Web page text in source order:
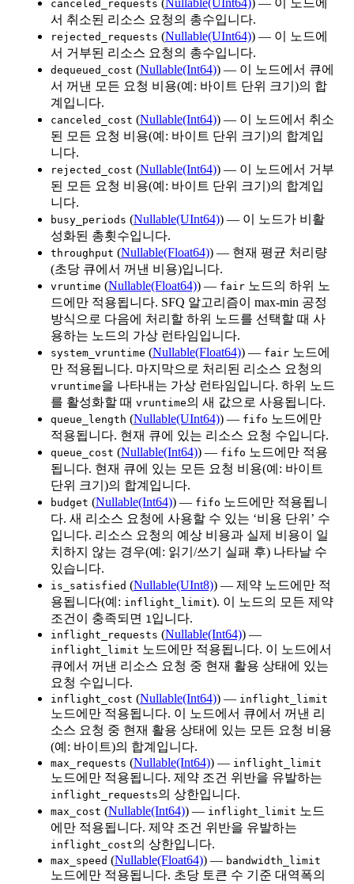
canceled_requests ( Nullable(UInt64)) — 이 노드에
서 취소된 리소스 요청의 총수입니다.
rejected_requests (Nullable(UInt64)) — 이 노드에
서 거부된 리소스 요청의 총수입니다.
dequeued_cost (Nullable(Int64)) — 이 노드에서 큐에
서 꺼낸 모든 요청 비용(예: 바이트 단위 크기)의 합
계입니다.
canceled_cost (Nullable(Int64)) — 이 노드에서 취소
된 모든 요청 비용(예: 바이트 단위 크기)의 합계입
니다.
rejected_cost (Nullable(Int64)) — 이 노드에서 거부
된 모든 요청 비용(예: 바이트 단위 크기)의 합계입
니다.
busy_periods (Nullable(UInt64)) — 이 노드가 비활
성화된 총횟수입니다.
throughput (Nullable(Float64)) — 현재 평균 처리량
(초당 큐에서 꺼낸 비용)입니다.
vruntime (Nullable(Float64)) — fair 노드의 하위 노
드에만 적용됩니다. SFQ 알고리즘이 max-min 공정
방식으로 다음에 처리할 하위 노드를 선택할 때 사
용하는 노드의 가상 런타임입니다.
system_vruntime (Nullable(Float64)) — fair 노드에
만 적용됩니다. 마지막으로 처리된 리소스 요청의
vruntime을 나타내는 가상 런타임입니다. 하위 노드
를 활성화할 때 vruntime의 새 값으로 사용됩니다.
queue_length (Nullable(UInt64)) — fifo 노드에만
적용됩니다. 현재 큐에 있는 리소스 요청 수입니다.
queue_cost (Nullable(Int64)) — fifo 노드에만 적용
됩니다. 현재 큐에 있는 모든 요청 비용(예: 바이트
단위 크기)의 합계입니다.
budget (Nullable(Int64)) — fifo 노드에만 적용됩니
다. 새 리소스 요청에 사용할 수 있는 ‘비용 단위’ 수
입니다. 리소스 요청의 예상 비용과 실제 비용이 일
치하지 않는 경우(예: 읽기/쓰기 실패 후) 나타날 수
있습니다.
is_satisfied (Nullable(UInt8)) — 제약 노드에만 적
용됩니다(예: inflight_limit). 이 노드의 모든 제약
조건이 충족되면 1입니다.
inflight_requests (Nullable(Int64)) —
inflight_limit 노드에만 적용됩니다. 이 노드에서
큐에서 꺼낸 리소스 요청 중 현재 활용 상태에 있는
요청 수입니다.
inflight_cost (Nullable(Int64)) — inflight_limit
노드에만 적용됩니다. 이 노드에서 큐에서 꺼낸 리
소스 요청 중 현재 활용 상태에 있는 모든 요청 비용
(예: 바이트)의 합계입니다.
max_requests (Nullable(Int64)) — inflight_limit
노드에만 적용됩니다. 제약 조건 위반을 유발하는
inflight_requests의 상한입니다.
max_cost (Nullable(Int64)) — inflight_limit 노드
에만 적용됩니다. 제약 조건 위반을 유발하는
inflight_cost의 상한입니다.
max_speed (Nullable(Float64)) — bandwidth_limit
노드에만 적용됩니다. 초당 토큰 수 기준 대역폭의